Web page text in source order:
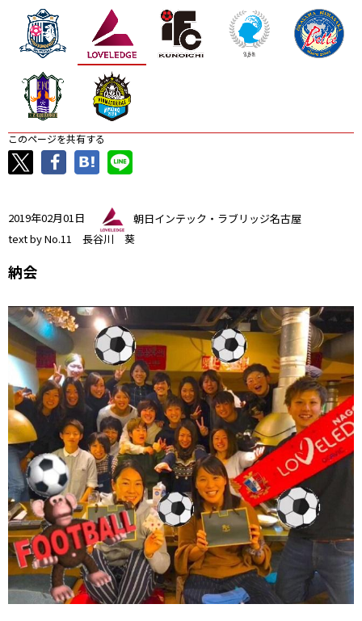
このページを共有する
2019年02月01日
朝日インテック・ラブリッジ名古屋
text by No.11 長谷川 葵
納会